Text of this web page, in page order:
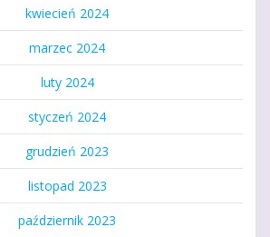
kwiecień 2024
marzec 2024
luty 2024
styczeń 2024
grudzień 2023
listopad 2023
październik 2023